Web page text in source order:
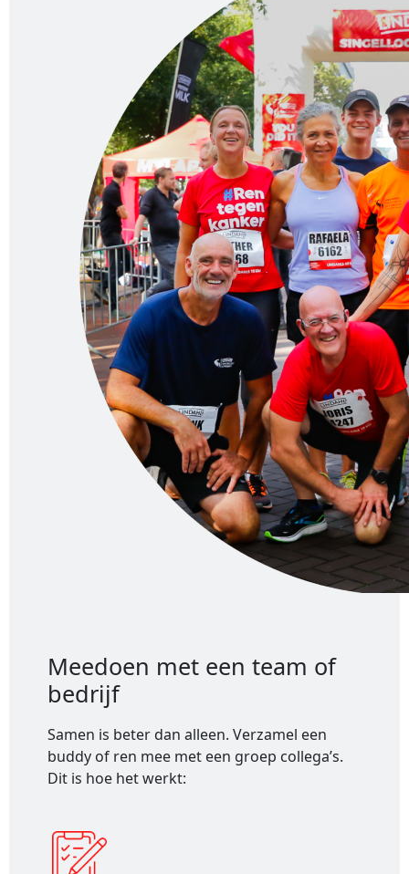
Meedoen met een team of
bedrijf
Samen is beter dan alleen. Verzamel een
buddy of ren mee met een groep collega’s.
Dit is hoe het werkt: